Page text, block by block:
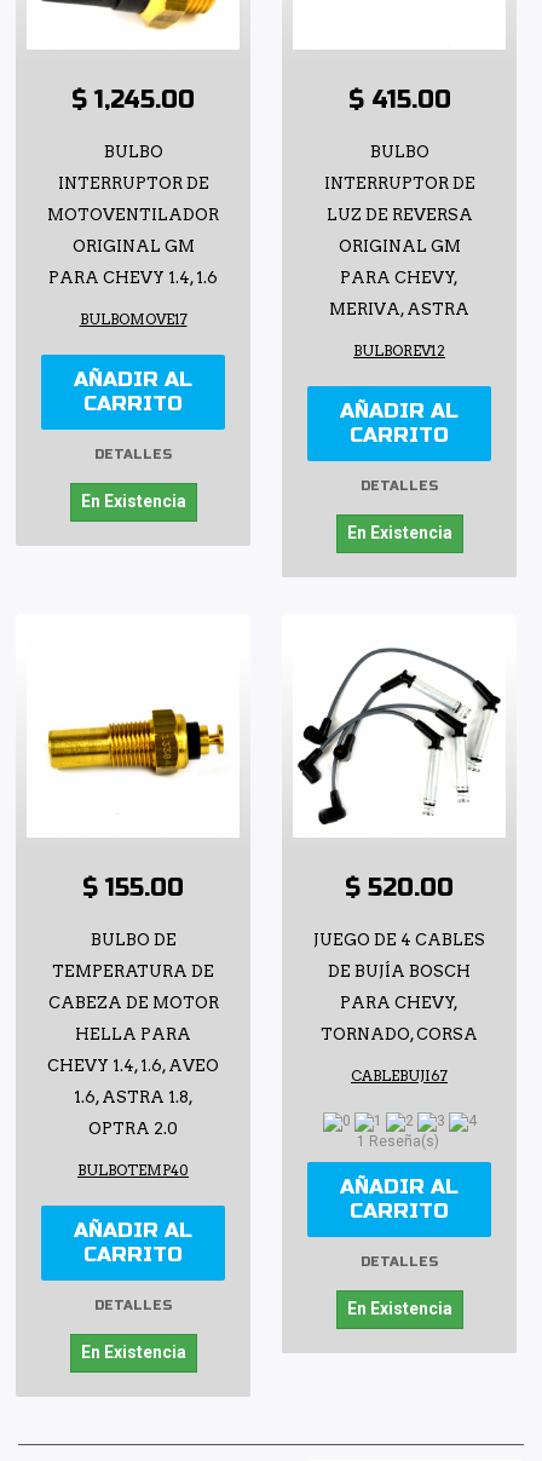
$ 1,245.00
BULBO
INTERRUPTOR DE
MOTOVENTILADOR
ORIGINAL GM
PARA CHEVY 1.4, 1.6
BULBOMOVE17
AÑADIR AL
CARRITO
DETALLES
En Existencia
$ 415.00
BULBO
INTERRUPTOR DE
LUZ DE REVERSA
ORIGINAL GM
PARA CHEVY,
MERIVA, ASTRA
BULBOREV12
AÑADIR AL
CARRITO
DETALLES
En Existencia
$ 155.00
BULBO DE
TEMPERATURA DE
CABEZA DE MOTOR
HELLA PARA
CHEVY 1.4, 1.6, AVEO
1.6, ASTRA 1.8,
OPTRA 2.0
BULBOTEMP40
AÑADIR AL
CARRITO
DETALLES
En Existencia
$ 520.00
JUEGO DE 4 CABLES
DE BUJÍA BOSCH
PARA CHEVY,
TORNADO, CORSA
CABLEBUJI67
1 Reseña(s)
AÑADIR AL
CARRITO
DETALLES
En Existencia